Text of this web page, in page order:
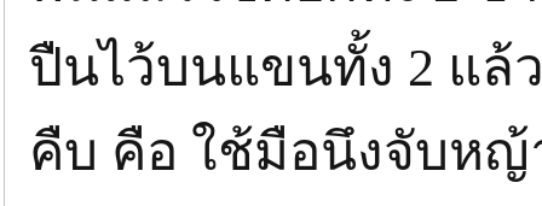
ปืนไว้บนแขนทั้ง 2 แล้
คืบ คือ ใช้มือนึงจับห